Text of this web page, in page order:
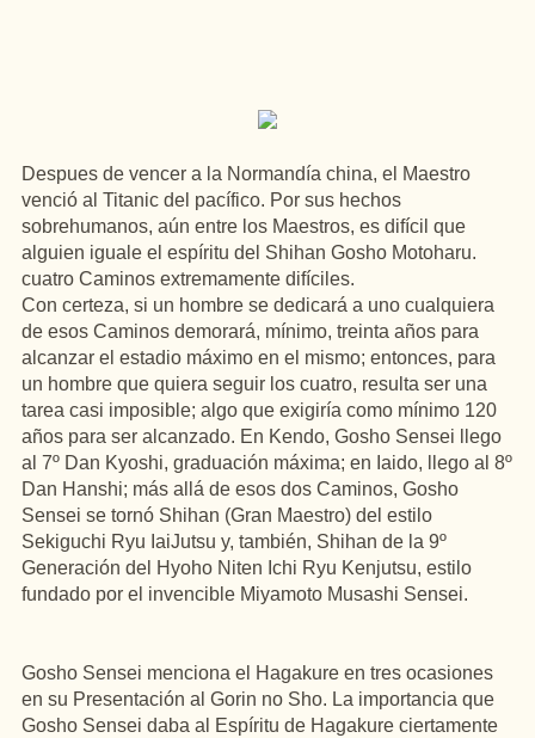
Despues de vencer a la Normandía china, el Maestro
venció al Titanic del pacífico. Por sus hechos
sobrehumanos, aún entre los Maestros, es difícil que
alguien iguale el espíritu del Shihan Gosho Motoharu.
cuatro Caminos extremamente difíciles.
Con certeza, si un hombre se dedicará a uno cualquiera
de esos Caminos demorará, mínimo, treinta años para
alcanzar el estadio máximo en el mismo; entonces, para
un hombre que quiera seguir los cuatro, resulta ser una
tarea casi imposible; algo que exigiría como mínimo 120
años para ser alcanzado. En Kendo, Gosho Sensei llego
al 7º Dan Kyoshi, graduación máxima; en Iaido, llego al 8º
Dan Hanshi; más allá de esos dos Caminos, Gosho
Sensei se tornó Shihan (Gran Maestro) del estilo
Sekiguchi Ryu IaiJutsu y, también, Shihan de la 9º
Generación del Hyoho Niten Ichi Ryu Kenjutsu, estilo
fundado por el invencible Miyamoto Musashi Sensei.
Gosho Sensei menciona el Hagakure en tres ocasiones
en su Presentación al Gorin no Sho. La importancia que
Gosho Sensei daba al Espíritu de Hagakure ciertamente